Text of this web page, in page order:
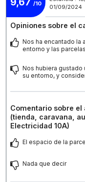
/10
01/09/2024
Opiniones sobre el
Nos ha encantado la
entorno y las
Nos hubiera gustado
su entorno, y
Comentario sobre
(tienda, caravana,
Electricidad 10A)
El espacio de la
Nada que decir